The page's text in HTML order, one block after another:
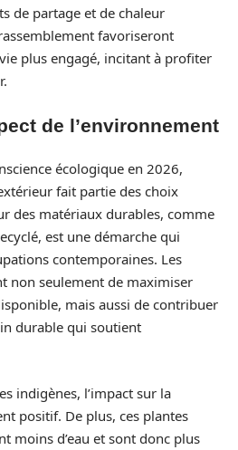
de partage et de chaleur
favoriseront
plus engagé, incitant à profiter
de l’environnement
écologique en 2026,
fait partie des choix
des matériaux durables, comme
est une démarche qui
contemporaines. Les
non seulement de maximiser
mais aussi de contribuer
durable qui soutient
indigènes, l’impact sur la
positif. De plus, ces plantes
moins d’eau et sont donc plus